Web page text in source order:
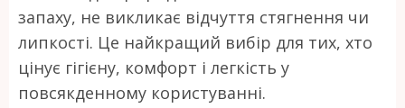
запаху, не викликає відчуття стягнення чи
липкості. Це найкращий вибір для тих, хто
цінує гігієну, комфорт і легкість у
повсякденному користуванні.